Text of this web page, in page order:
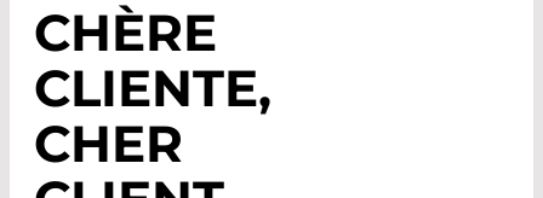
CHÈRE
CLIENTE,
CHER